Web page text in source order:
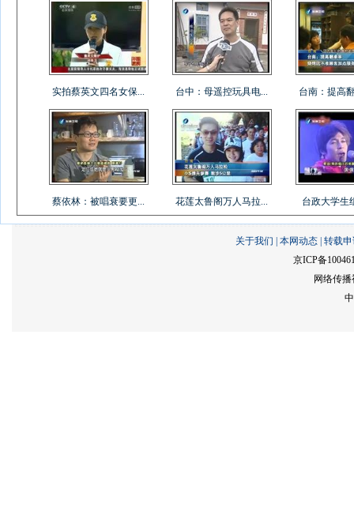
实拍蔡英文四名女保... 台中：母遥控玩具电... 台南：提高
蔡依林：被唱衰要更... 花莲太鲁阁万人马拉... 台政大学生
关于我们 本网动态 转载
京ICP备
网络传